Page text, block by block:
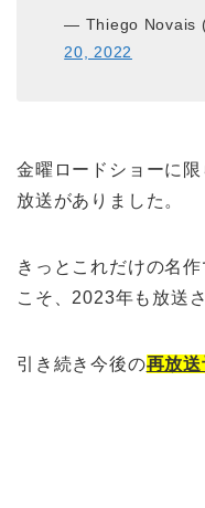
— Thiego Novais
20, 2022
金曜ロードショーに
放送がありました。
きっとこれだけの名
こそ、2023年も放送
引き続き今後の再放送